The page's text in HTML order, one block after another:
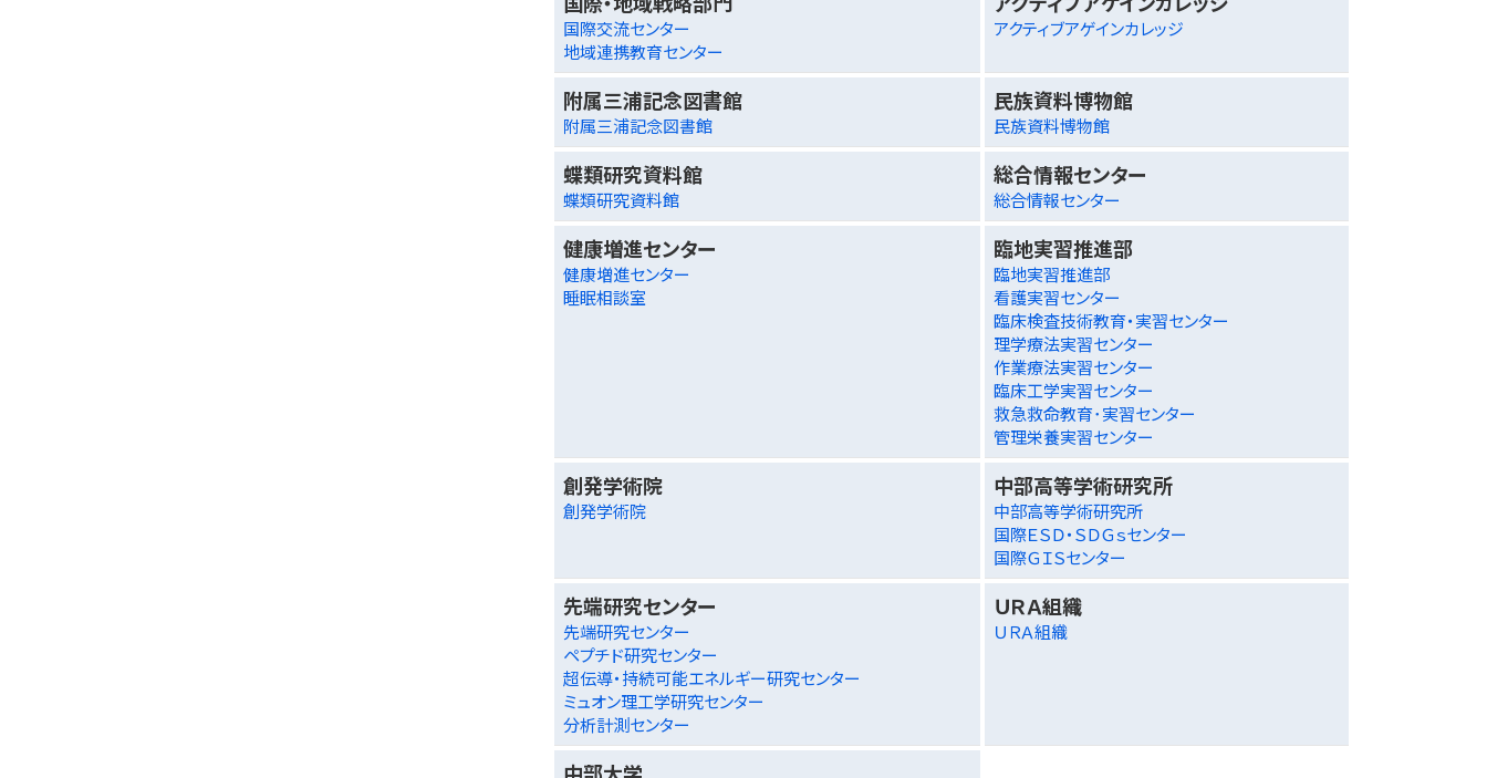
国際交流センター
地域連携教育センター
アクティブアゲインカレッジ
附属三浦記念図書館
附属三浦記念図書館
民族資料博物館
民族資料博物館
蝶類研究資料館
蝶類研究資料館
総合情報センター
総合情報センター
健康増進センター
健康増進センター
睡眠相談室
臨地実習推進部
臨地実習推進部
看護実習センター
臨床検査技術教育・実習センター
理学療法実習センター
作業療法実習センター
臨床工学実習センター
救急救命教育･実習センター
管理栄養実習センター
創発学術院
創発学術院
中部高等学術研究所
中部高等学術研究所
国際ＥＳＤ・ＳＤＧｓセンター
国際ＧＩＳセンター
先端研究センター
先端研究センター
ペプチド研究センター
超伝導・持続可能エネルギー研究センター
ミュオン理工学研究センター
分析計測センター
ＵＲＡ組織
ＵＲＡ組織